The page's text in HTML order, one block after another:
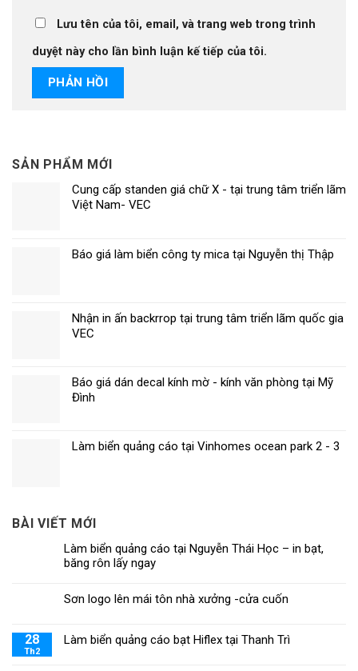
SẢN PHẨM MỚI
Cung cấp standen giá chữ X - tại trung tâm triển lãm
Việt Nam- VEC
Báo giá làm biển công ty mica tại Nguyễn thị Thập
Nhận in ấn backrrop tại trung tâm triển lãm quốc gia
VEC
Báo giá dán decal kính mờ - kính văn phòng tại Mỹ
Đình
Làm biển quảng cáo tại Vinhomes ocean park 2 - 3
BÀI VIẾT MỚI
Làm biển quảng cáo tại Nguyễn Thái Học – in bạt,
băng rôn lấy ngay
Sơn logo lên mái tôn nhà xưởng -cửa cuốn
28
Th2
Làm biển quảng cáo bạt Hiflex tại Thanh Trì
Lưu tên của tôi, email, và trang web trong trình
duyệt này cho lần bình luận kế tiếp của tôi.